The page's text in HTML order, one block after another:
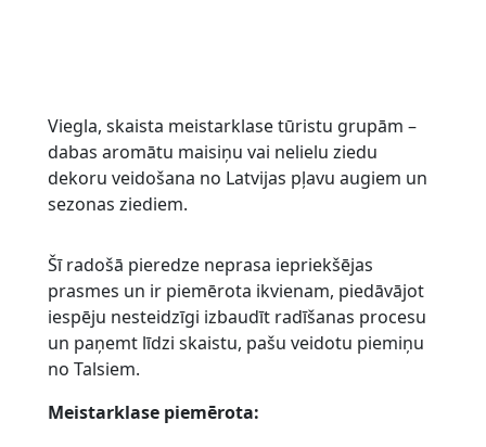
Viegla, skaista meistarklase tūristu grupām –
dabas aromātu maisiņu vai nelielu ziedu
dekoru veidošana no Latvijas pļavu augiem un
sezonas ziediem.
Šī radošā pieredze neprasa iepriekšējas
prasmes un ir piemērota ikvienam, piedāvājot
iespēju nesteidzīgi izbaudīt radīšanas procesu
un paņemt līdzi skaistu, pašu veidotu piemiņu
no Talsiem.
Meistarklase piemērota: